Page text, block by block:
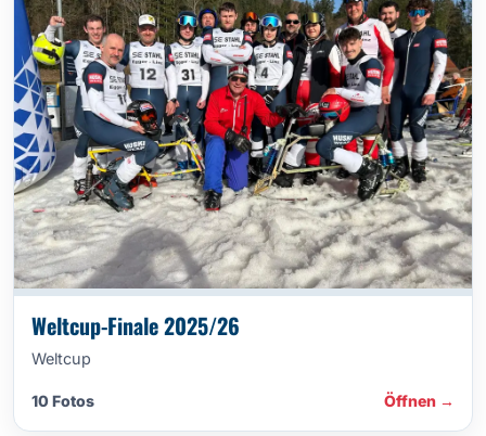
Weltcup-Finale 2025/26
Weltcup
10 Fotos Öffnen →